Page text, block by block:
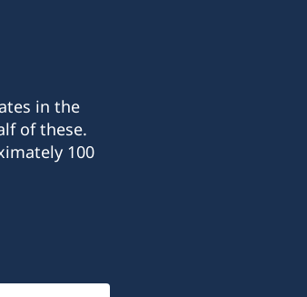
in the
of these.
100